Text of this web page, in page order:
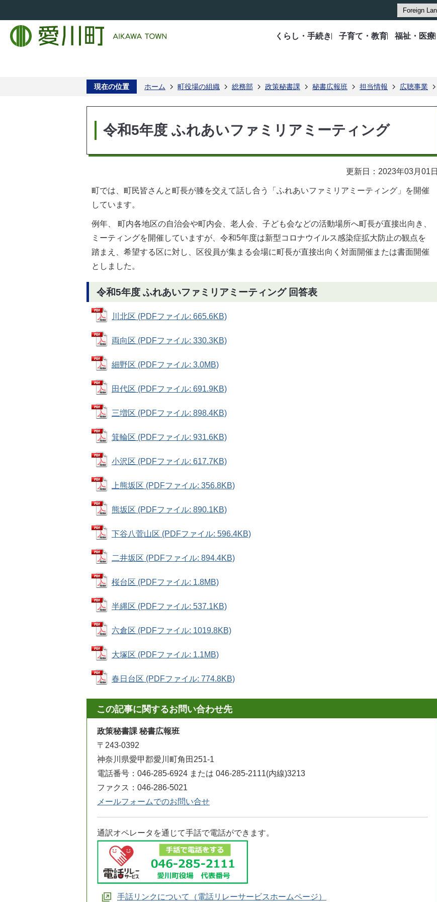
くらし・手続き 子育て・教育 福祉・医療
現在の位置 ホーム 町役場の組織 総務部 政策秘書課 秘書広報班 担当情報 広聴事業
令和5年度 ふれあいファミリアミーティング
更新日：2023年03月01日
町では、町民皆さんと町長が膝を交えて話し合う「ふれあいファミリアミーティング」を開催
しています。
例年、 町内各地区の自治会や町内会、老人会、子ども会などの活動場所へ町長が直接出向き、
ミーティングを開催していますが、令和5年度は新型コロナウイルス感染症拡大防止の観点を
踏まえ、希望する区に対し、区役員が集まる会場に町長が直接出向く対面開催または書面開催
としました。
令和5年度 ふれあいファミリアミーティング 回答表
川北区 (PDFファイル: 665.6KB)
両向区 (PDFファイル: 330.3KB)
細野区 (PDFファイル: 3.0MB)
田代区 (PDFファイル: 691.9KB)
三増区 (PDFファイル: 898.4KB)
箕輪区 (PDFファイル: 931.6KB)
小沢区 (PDFファイル: 617.7KB)
上熊坂区 (PDFファイル: 356.8KB)
熊坂区 (PDFファイル: 890.1KB)
下谷八菅山区 (PDFファイル: 596.4KB)
二井坂区 (PDFファイル: 894.4KB)
桜台区 (PDFファイル: 1.8MB)
半縄区 (PDFファイル: 537.1KB)
六倉区 (PDFファイル: 1019.8KB)
大塚区 (PDFファイル: 1.1MB)
春日台区 (PDFファイル: 774.8KB)
この記事に関するお問い合わせ先
政策秘書課 秘書広報班
〒243-0392
神奈川県愛甲郡愛川町角田251-1
電話番号：046-285-6924 または 046-285-2111(内線)3213
ファクス：046-286-5021
メールフォームでのお問い合せ
通訳オペレータを通じて手話で電話ができます。
手話リンクについて（電話リレーサービスホームページ）